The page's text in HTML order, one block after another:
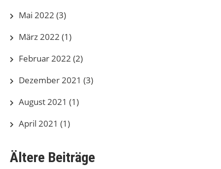
Mai 2022 (3)
März 2022 (1)
Februar 2022 (2)
Dezember 2021 (3)
August 2021 (1)
April 2021 (1)
Ältere Beiträge